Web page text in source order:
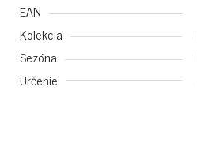
EAN
Kolekcia
Sezóna
Určenie